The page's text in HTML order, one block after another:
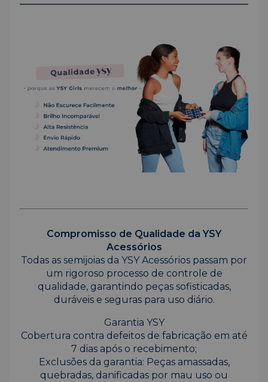
Compromisso de Qualidade da YSY
Acessórios
Todas as semijoias da YSY Acessórios passam por
um rigoroso processo de controle de
qualidade, garantindo peças sofisticadas,
duráveis e seguras para uso diário.
Garantia YSY
Cobertura contra defeitos de fabricação em até
7 dias após o recebimento;
Exclusões da garantia: Peças amassadas,
quebradas, danificadas por mau uso ou